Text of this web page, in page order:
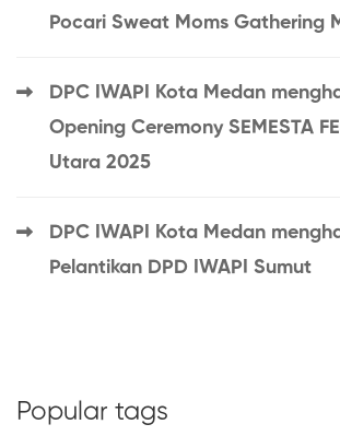
Pocari Sweat Moms Gathering
DPC IWAPI Kota Medan
Opening Ceremony SEMESTA
Utara 2025
DPC IWAPI Kota Medan
Pelantikan DPD IWAPI Sumut
Popular tags